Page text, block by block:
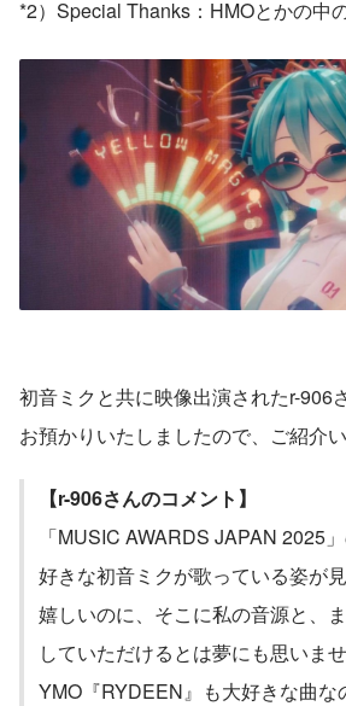
*2）Special Thanks：HMOとかの中
初音ミクと共に映像出演されたr-906
お預かりいたしましたので、ご紹介い
【r-906さんのコメント】
「MUSIC AWARDS JAPAN 2025
好きな初音ミクが歌っている姿が
嬉しいのに、そこに私の音源と、
していただけるとは夢にも思いませ
YMO『RYDEEN』も大好きな曲な